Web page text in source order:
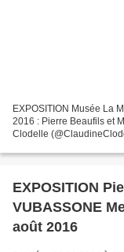
EXPOSITION Musée La
2016 : Pierre Beaufils et
Clodelle
EXPOSITION
VUBASSONE
août 2016